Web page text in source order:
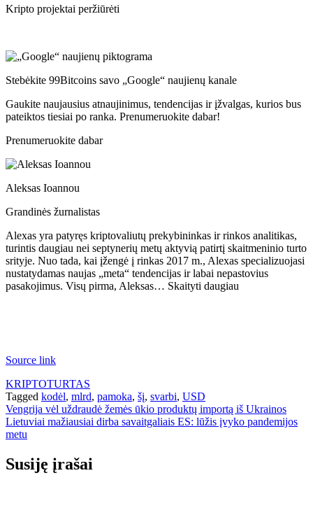
Kripto projektai peržiūrėti
Stebėkite 99Bitcoins savo „Google“ naujienų kanale
Gaukite naujausius atnaujinimus, tendencijas ir įžvalgas, kurios bus
pateiktos tiesiai po ranka. Prenumeruokite dabar!
Prenumeruokite dabar
Aleksas Ioannou
Grandinės žurnalistas
Alexas yra patyręs kriptovaliutų prekybininkas ir rinkos analitikas,
turintis daugiau nei septynerių metų aktyvią patirtį skaitmeninio turto
srityje. Nuo tada, kai įžengė į rinkas 2017 m., Alexas specializuojasi
nustatydamas naujas „meta“ tendencijas ir labai nepastovius
pasakojimus. Visų pirma, Aleksas… Skaityti daugiau
Source link
KRIPTOTURTAS
Tagged kodėl, mlrd, pamoka, šį, svarbi, USD
Navigacija
tarp
Vengrija vėl uždraudė žemės ūkio produktų importą iš Ukrainos
Lietuviai mažiausiai dirba savaitgaliais ES: lūžis įvyko pandemijos
metu
Susiję įrašai